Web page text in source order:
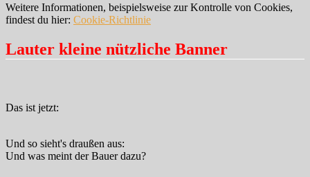
Weitere Informationen, beispielsweise zur Kontrolle von Cookies,
findest du hier: Cookie-Richtlinie
Lauter kleine nützliche Banner
Das ist jetzt:
Und so sieht's draußen aus:
Und was meint der Bauer dazu?